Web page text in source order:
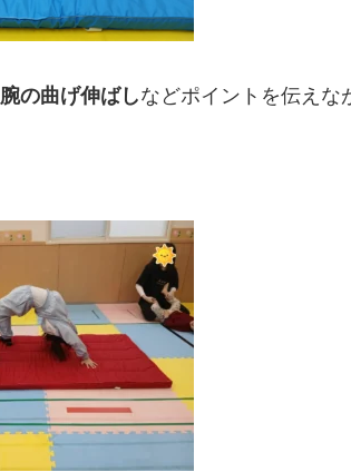
腕の曲げ伸ばしなどポイントを伝えな